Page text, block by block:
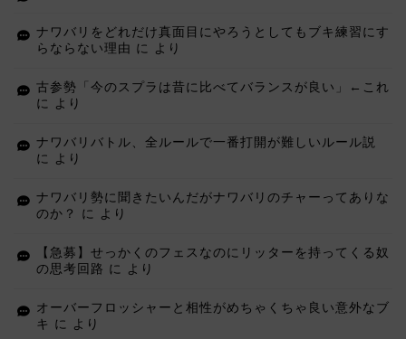
ナワバリをどれだけ真面目にやろうとしてもブキ練習にす
らならない理由 に より
古参勢「今のスプラは昔に比べてバランスが良い」←これ
に より
ナワバリバトル、全ルールで一番打開が難しいルール説
に より
ナワバリ勢に聞きたいんだがナワバリのチャーってありな
のか？
に より
【急募】せっかくのフェスなのにリッターを持ってくる奴
の思考回路 に より
オーバーフロッシャーと相性がめちゃくちゃ良い意外なブ
キ に より